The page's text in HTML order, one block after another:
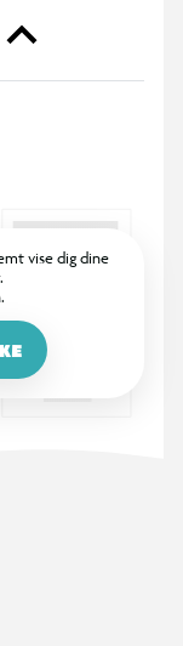
vise dig dine